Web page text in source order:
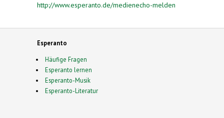
http://www.esperanto.de/medienecho-melden
Esperanto
Häufige Fragen
Esperanto lernen
Esperanto-Musik
Esperanto-Literatur